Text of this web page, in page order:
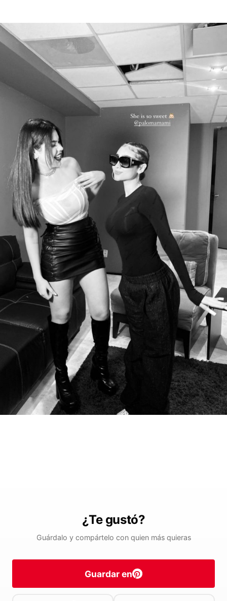
¿Te gustó?
Guárdalo y compártelo con quien más quieras
Guardar en